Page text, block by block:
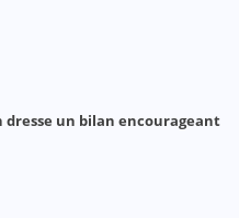
dresse un bilan encourageant